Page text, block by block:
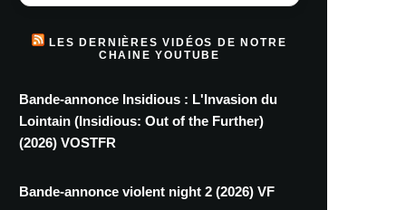
LES DERNIÈRES VIDÉOS DE NOTRE
CHAINE YOUTUBE
Bande-annonce Insidious : L'Invasion du
Lointain (Insidious: Out of the Further)
(2026) VOSTFR
Bande-annonce violent night 2 (2026) VF